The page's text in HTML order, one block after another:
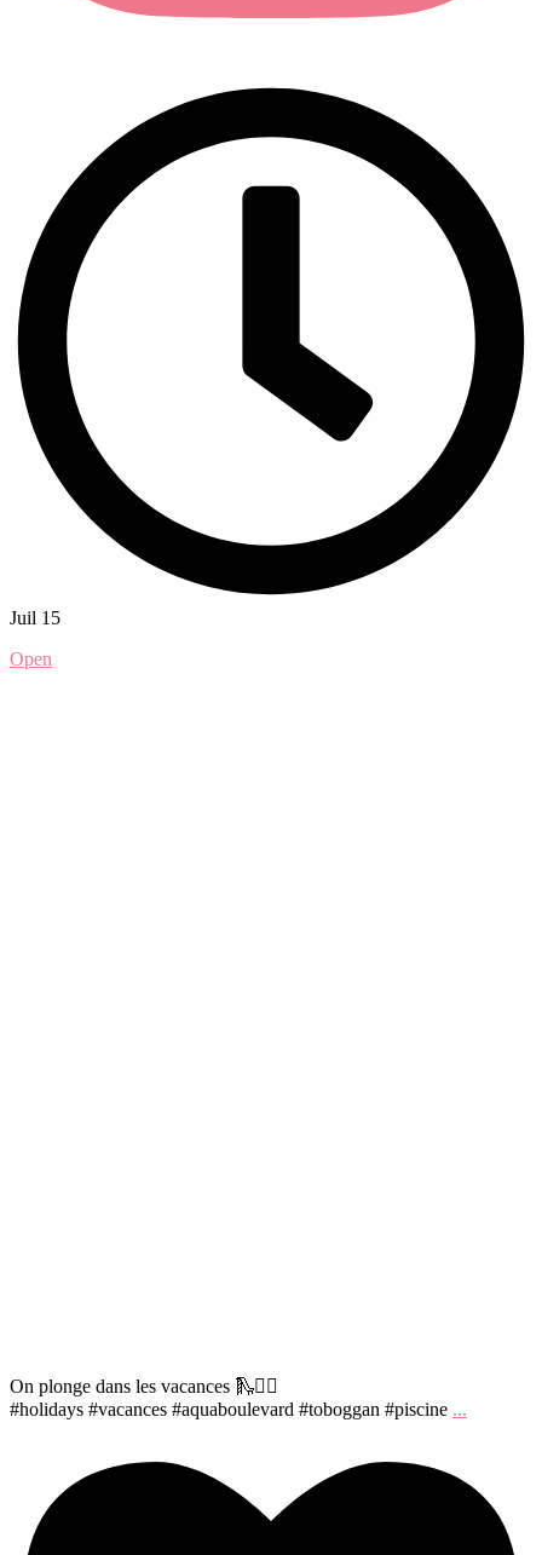
Juil 15
Open
On plonge dans les vacances 🛝🏊‍♀️
#holidays #vacances #aquaboulevard #toboggan #piscine ...